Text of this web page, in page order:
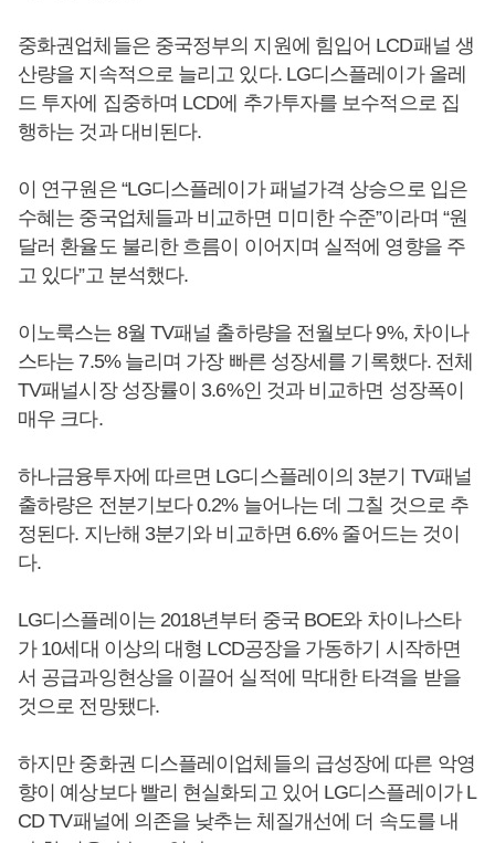
중화권업체들은 중국정부의 지원에 힘입어 LCD패널 생
산량을 지속적으로 늘리고 있다. LG디스플레이가 올레
드 투자에 집중하며 LCD에 추가투자를 보수적으로 집
행하는 것과 대비된다.
이 연구원은 “LG디스플레이가 패널가격 상승으로 입은
수혜는 중국업체들과 비교하면 미미한 수준”이라며 “원
달러 환율도 불리한 흐름이 이어지며 실적에 영향을 주
고 있다”고 분석했다.
이노룩스는 8월 TV패널 출하량을 전월보다 9%, 차이나
스타는 7.5% 늘리며 가장 빠른 성장세를 기록했다. 전체
TV패널시장 성장률이 3.6%인 것과 비교하면 성장폭이
매우 크다.
하나금융투자에 따르면 LG디스플레이의 3분기 TV패널
출하량은 전분기보다 0.2% 늘어나는 데 그칠 것으로 추
정된다. 지난해 3분기와 비교하면 6.6% 줄어드는 것이
다.
LG디스플레이는 2018년부터 중국 BOE와 차이나스타
가 10세대 이상의 대형 LCD공장을 가동하기 시작하면
서 공급과잉현상을 이끌어 실적에 막대한 타격을 받을
것으로 전망됐다.
하지만 중화권 디스플레이업체들의 급성장에 따른 악영
향이 예상보다 빨리 현실화되고 있어 LG디스플레이가 L
CD TV패널에 의존을 낮추는 체질개선에 더 속도를 내